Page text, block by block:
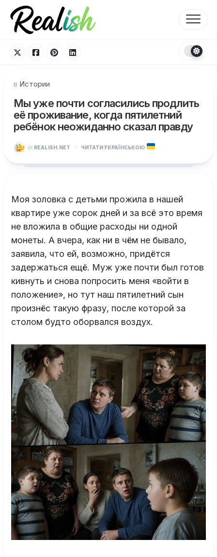
Перейти
содержанию
в Истории
Мы уже почти согласились продлить
её проживание, когда пятилетний
ребёнок неожиданно сказал правду
от REALISH.NET · ЧИТАТИ УКРАЇНСЬКОЮ
Моя золовка с детьми прожила в нашей
квартире уже сорок дней и за всё это время
не вложила в общие расходы ни одной
монеты. А вчера, как ни в чём не бывало,
заявила, что ей, возможно, придётся
задержаться ещё. Муж уже почти был готов
кивнуть и снова попросить меня «войти в
положение», но тут наш пятилетний сын
произнёс такую фразу, после которой за
столом будто оборвался воздух.